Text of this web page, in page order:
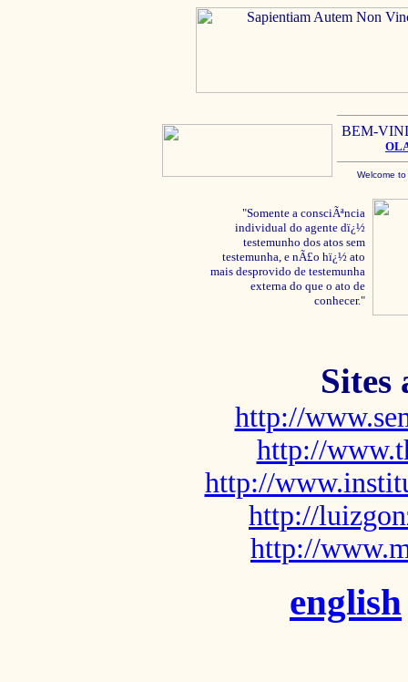
BEM-
Welcome
"Somente a consciÃªncia
individual do agente dï¿½
testemunho dos atos sem
testemunha, e nÃ£o hï¿½ ato
mais desprovido de testemunha
externa do que o ato de
conhecer."
Sites
http://
http://
http://
http://
http://
english